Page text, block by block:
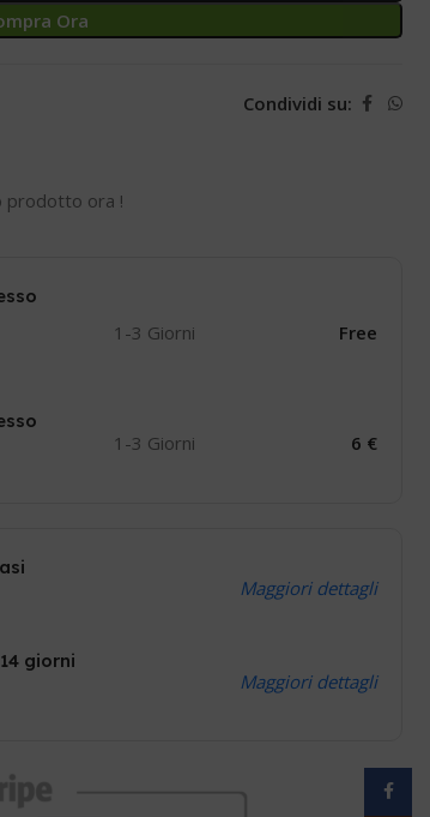
Ora
Condividi su:
prodotto ora !
1-3 Giorni Free
1-3 Giorni 6 €
Maggiori dettagli
giorni
Maggiori dettagli